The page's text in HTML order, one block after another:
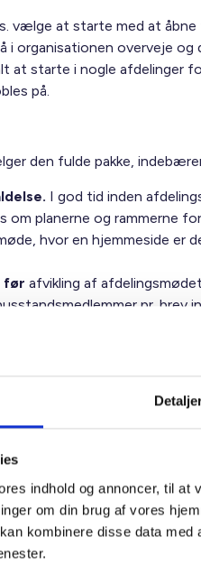
indhold og annoncer, til
om din brug af vores
kombinere disse data
vælge at starte med at
i organisationen overveje
at starte i nogle afdelinger
på.
den fulde pakke,
I god tid inden
om planerne og rammerne
hvor en hjemmeside er
før afvikling af
pr. brev
til afdelingsbestyrelsen
til afdelingsbestyrelsen
kan både stille forslag
Det samme gælder,
Indsendte